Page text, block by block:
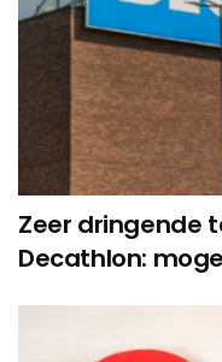
Zeer dringende
Decathlon: